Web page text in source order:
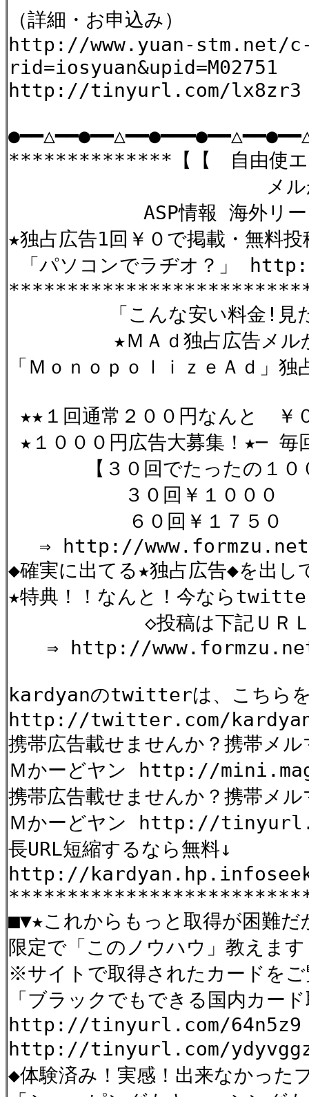
（詳細・お申込み）
http://www.yuan-stm.net/
rid=iosyuan&upid=M02751
http://tinyurl.com/lx8zr3
**************【【 自由使
メルかー
ASP情報 海外リード
★独占広告1回￥０で掲載・無料
「パソコンでラヂオ？」
「こんな安い料金!見た
★ＭＡｄ独占広告メルか
「ＭｏｎｏｐｏｌｉｚｅＡｄ」
★★１回通常２００円なんと ￥
★１０００円広告大募集！★─ 毎
【３０回でたったの１００
３０回￥１０００ 「
６０回￥１７５０
⇒ http://www.formzu.net/
◆確実に出てる★独占広告◆を出し
★特典！！なんと！今なら
◇投稿は下記ＵＲＬか
⇒ http://www.formzu.net/
kardyanのtwitterは、こちらを
http://twitter.com/
携帯広告載せませんか？携帯メ
Ｍかーどヤン http://
携帯広告載せませんか？携帯メ
Ｍかーどヤン http://
長URL短縮するなら無料↓
http://
■▼★これからもっと取得が困難だ
限定で「このノウハウ」教えます
※サイトで取得されたカードを
「ブラックでもできる国内カー
http://tinyurl.com/64n5z9
http://tinyurl.com/ydyvggz
◆体験済み！実感！出来なかった